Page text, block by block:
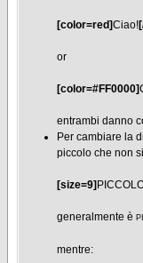
[color=red]Ciao!
or
[color=#FF0000]
entrambi danno
Per cambiare la
piccolo che non
[size=9]
generalmente è
mentre: